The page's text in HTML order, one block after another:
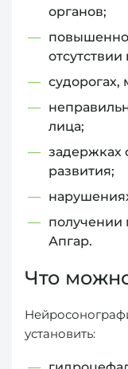
органов;
лица;
задержках
развития;
получении
Апгар.
Что
установить: